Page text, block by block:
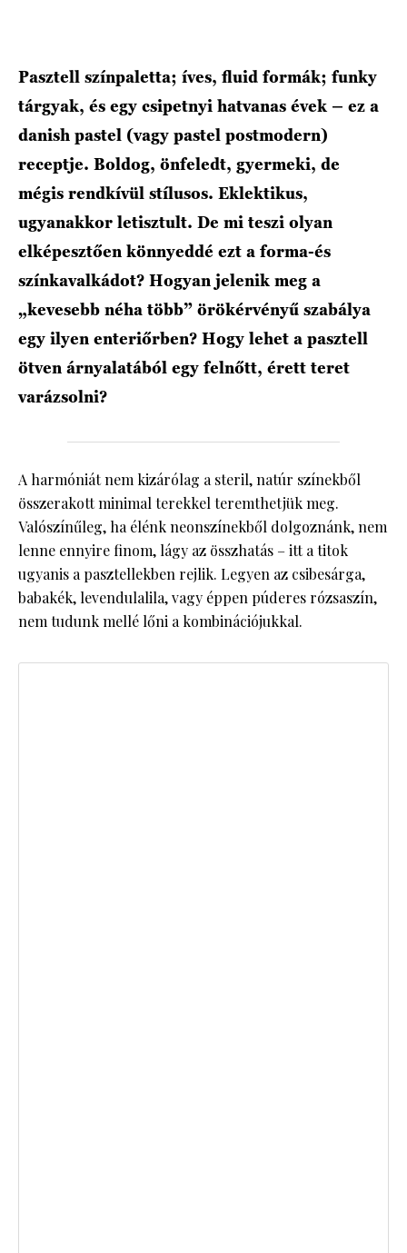
Pasztell színpaletta; íves, fluid formák; funky
tárgyak, és egy csipetnyi hatvanas évek – ez a
danish pastel (vagy pastel postmodern)
receptje. Boldog, önfeledt, gyermeki, de
mégis rendkívül stílusos. Eklektikus,
ugyanakkor letisztult. De mi teszi olyan
elképesztően könnyeddé ezt a forma-és
színkavalkádot? Hogyan jelenik meg a
„kevesebb néha több” örökérvényű szabálya
egy ilyen enteriőrben? Hogy lehet a pasztell
ötven árnyalatából egy felnőtt, érett teret
varázsolni?
A harmóniát nem kizárólag a steril, natúr színekből
összerakott minimal terekkel teremthetjük meg.
Valószínűleg, ha élénk neonszínekből dolgoznánk, nem
lenne ennyire finom, lágy az összhatás – itt a titok
ugyanis a pasztellekben rejlik. Legyen az csibesárga,
babakék, levendulalila, vagy éppen púderes rózsaszín,
nem tudunk mellé lőni a kombinációjukkal.